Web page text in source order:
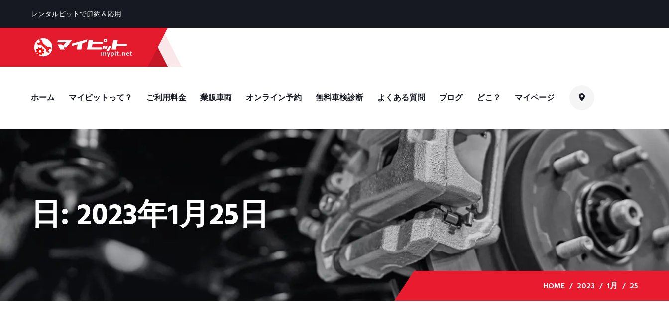
レンタルピットで節約＆応用
ホーム マイピットって？ ご利用料金 業販車両 オンライン予約 無料車検診断 よくある質問 ブログ どこ？ マイページ
日:2023年1月25日
HOME 2023 1月 25